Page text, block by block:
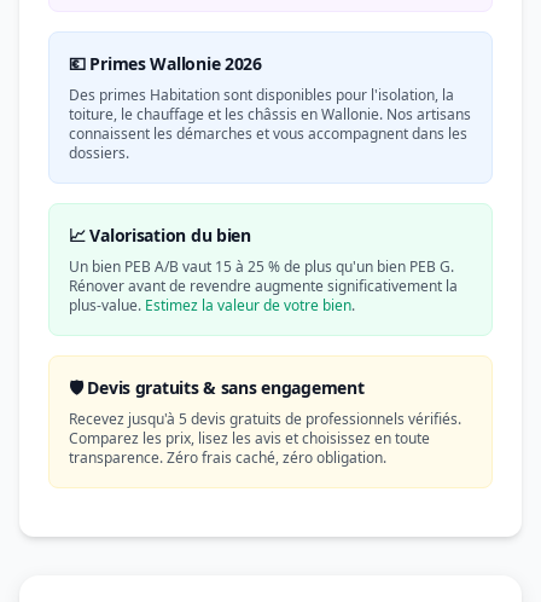
💶 Primes Wallonie 2026
Des primes Habitation sont disponibles pour l'isolation, la
toiture, le chauffage et les châssis en Wallonie. Nos artisans
connaissent les démarches et vous accompagnent dans les
dossiers.
📈 Valorisation du bien
Un bien PEB A/B vaut 15 à 25 % de plus qu'un bien PEB G.
Rénover avant de revendre augmente significativement la
plus-value. Estimez la valeur de votre bien.
🛡️ Devis gratuits & sans engagement
Recevez jusqu'à 5 devis gratuits de professionnels vérifiés.
Comparez les prix, lisez les avis et choisissez en toute
transparence. Zéro frais caché, zéro obligation.